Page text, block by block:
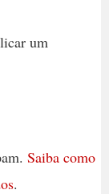
um
Saiba como
.